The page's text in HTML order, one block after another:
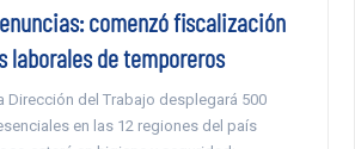
comenzó fiscalización
laborales de temporeros
Dirección del Trabajo desplegará 500
en las 12 regiones del país